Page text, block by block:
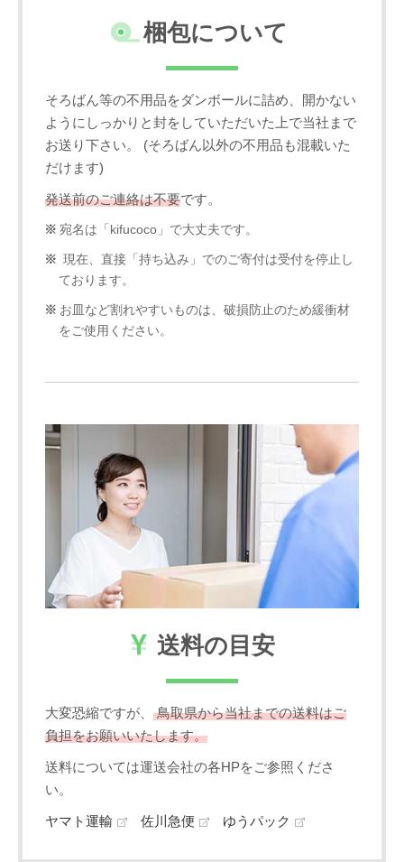
梱包について
そろばん等の不用品をダンボールに詰め、開かない
ようにしっかりと封をしていただいた上で当社まで
お送り下さい。 (そろばん以外の不用品も混載いた
だけます)
発送前のご連絡は不要です。
宛名は「kifucoco」で大丈夫です。
現在、直接「持ち込み」でのご寄付は受付を停止し
ております。
お皿など割れやすいものは、破損防止のため緩衝材
をご使用ください。
送料の目安
大変恐縮ですが、 鳥取県から当社までの送料はご
負担をお願いいたします。
送料については運送会社の各HPをご参照くださ
い。
ヤマト運輸 佐川急便 ゆうパック